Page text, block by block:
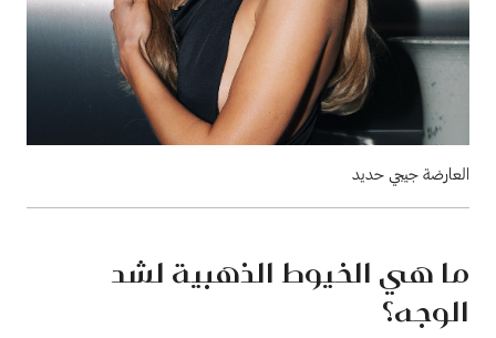
العارضة جيجي حديد
ما هي الخيوط الذهبية لشد
الوجه؟